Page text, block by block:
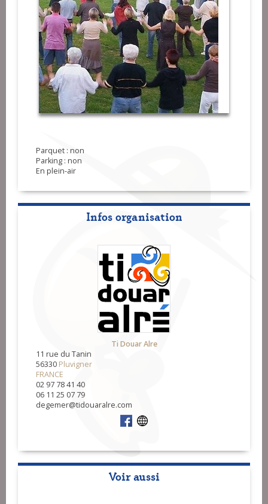
Parquet : non
Parking : non
En plein-air
Infos organisation
Ti Douar Alre
11 rue du Tanin
56330 Pluvigner
FRANCE
02 97 78 41 40
06 11 25 07 79
degemer@tidouaralre.com
Voir aussi